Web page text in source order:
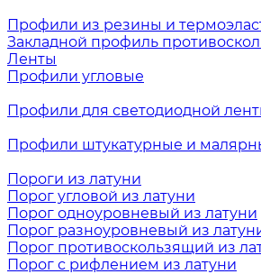
Профили из резины и
Закладной профиль
Ленты
Профили угловые
Профили для светодиодной
Профили штукатурные и
Пороги из латуни
Порог угловой из латуни
Порог одноуровневый из латуни
Порог разноуровневый из
Порог противоскользящий из
Порог с рифлением из латуни